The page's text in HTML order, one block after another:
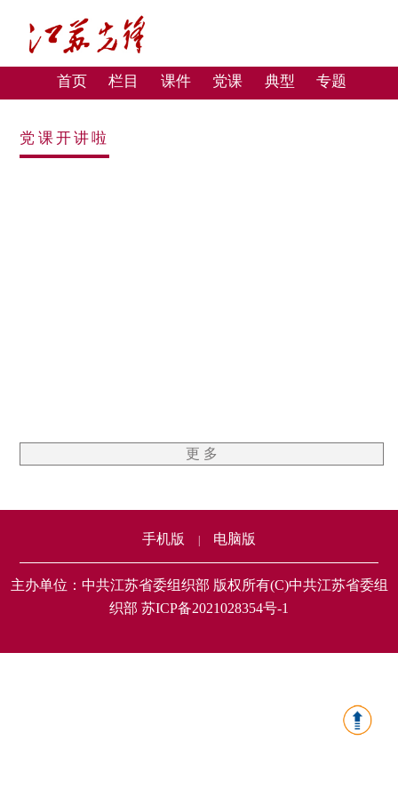
首页 栏目 课件 党课 典型 专题
党课开讲啦
更 多
手机版 电脑版
主办单位：中共江苏省委组织部 版权所有(C)中共江苏省委组
织部 苏ICP备2021028354号-1